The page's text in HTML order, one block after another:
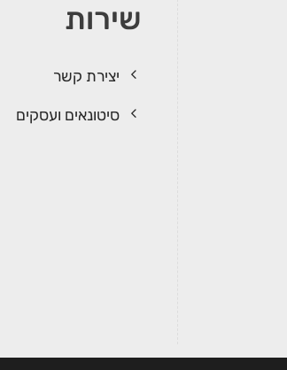
שירות
יצירת קשר
סיטונאים ועסקים